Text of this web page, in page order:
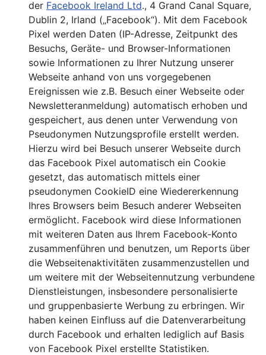
der Facebook Ireland Ltd., 4 Grand Canal Square,
Dublin 2, Irland („Facebook“). Mit dem Facebook
Pixel werden Daten (IP-Adresse, Zeitpunkt des
Besuchs, Geräte- und Browser-Informationen
sowie Informationen zu Ihrer Nutzung unserer
Webseite anhand von uns vorgegebenen
Ereignissen wie z.B. Besuch einer Webseite oder
Newsletteranmeldung) automatisch erhoben und
gespeichert, aus denen unter Verwendung von
Pseudonymen Nutzungsprofile erstellt werden.
Hierzu wird bei Besuch unserer Webseite durch
das Facebook Pixel automatisch ein Cookie
gesetzt, das automatisch mittels einer
pseudonymen CookieID eine Wiedererkennung
Ihres Browsers beim Besuch anderer Webseiten
ermöglicht. Facebook wird diese Informationen
mit weiteren Daten aus Ihrem Facebook-Konto
zusammenführen und benutzen, um Reports über
die Webseitenaktivitäten zusammenzustellen und
um weitere mit der Webseitennutzung verbundene
Dienstleistungen, insbesondere personalisierte
und gruppenbasierte Werbung zu erbringen. Wir
haben keinen Einfluss auf die Datenverarbeitung
durch Facebook und erhalten lediglich auf Basis
von Facebook Pixel erstellte Statistiken.